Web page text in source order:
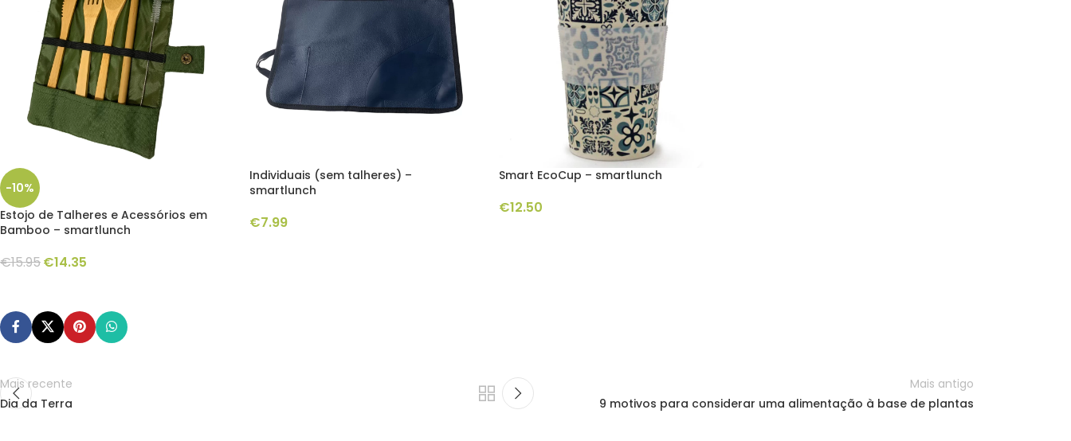
-10%
Estojo de Talheres e Acessórios em
Bamboo – smartlunch
€15.95€14.35
Individuais (sem talheres) –
smartlunch
€7.99
Smart EcoCup – smartlunch
€12.50
Mais recente
Dia da Terra
Mais antigo
9 motivos para considerar uma alimentação à base de plantas